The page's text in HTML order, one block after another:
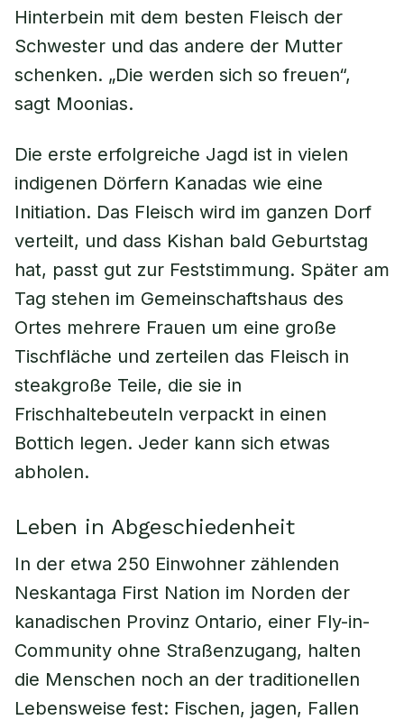
Hinterbein mit dem besten Fleisch der
Schwester und das andere der Mutter
schenken. „Die werden sich so freuen“,
sagt Moonias.
Die erste erfolgreiche Jagd ist in vielen
indigenen Dörfern Kanadas wie eine
Initiation. Das Fleisch wird im ganzen Dorf
verteilt, und dass Kishan bald Geburtstag
hat, passt gut zur Feststimmung. Später am
Tag stehen im Gemeinschaftshaus des
Ortes mehrere Frauen um eine große
Tischfläche und zerteilen das Fleisch in
steakgroße Teile, die sie in
Frischhaltebeuteln verpackt in einen
Bottich legen. Jeder kann sich etwas
abholen.
Leben in Abgeschiedenheit
In der etwa 250 Einwohner zählenden
Neskantaga First Nation im Norden der
kanadischen Provinz Ontario, einer Fly-in-
Community ohne Straßenzugang, halten
die Menschen noch an der traditionellen
Lebensweise fest: Fischen, jagen, Fallen